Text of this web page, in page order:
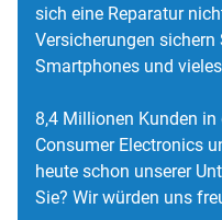
sich eine Reparatur
Versicherungen sichern
Smartphones und
8,4 Millionen Kunden
Consumer Electronics
heute schon unserer
Sie? Wir würden uns